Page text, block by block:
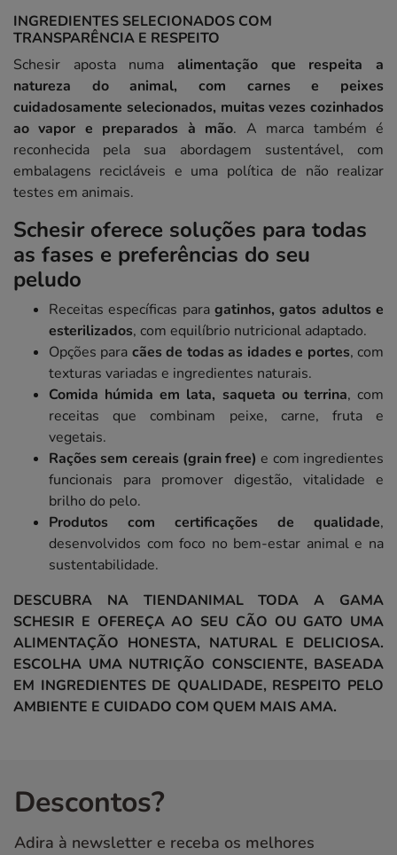
INGREDIENTES SELECIONADOS COM
TRANSPARÊNCIA E RESPEITO
Schesir aposta numa alimentação que respeita a
natureza do animal, com carnes e peixes
cuidadosamente selecionados, muitas vezes cozinhados
ao vapor e preparados à mão. A marca também é
reconhecida pela sua abordagem sustentável, com
embalagens recicláveis e uma política de não realizar
testes em animais.
Schesir oferece soluções para todas
as fases e preferências do seu
peludo
Receitas específicas para gatinhos, gatos adultos e
esterilizados, com equilíbrio nutricional adaptado.
Opções para cães de todas as idades e portes, com
texturas variadas e ingredientes naturais.
Comida húmida em lata, saqueta ou terrina, com
receitas que combinam peixe, carne, fruta e
vegetais.
Rações sem cereais (grain free) e com ingredientes
funcionais para promover digestão, vitalidade e
brilho do pelo.
Produtos com certificações de qualidade,
desenvolvidos com foco no bem-estar animal e na
sustentabilidade.
DESCUBRA NA TIENDANIMAL TODA A GAMA
SCHESIR E OFEREÇA AO SEU CÃO OU GATO UMA
ALIMENTAÇÃO HONESTA, NATURAL E DELICIOSA.
ESCOLHA UMA NUTRIÇÃO CONSCIENTE, BASEADA
EM INGREDIENTES DE QUALIDADE, RESPEITO PELO
AMBIENTE E CUIDADO COM QUEM MAIS AMA.
Descontos?
Adira à newsletter e receba os melhores